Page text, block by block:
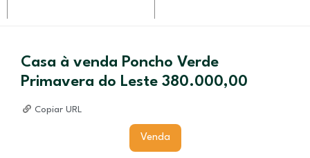
Casa à venda Poncho Verde
Primavera do Leste 380.000,00
Copiar URL
Venda